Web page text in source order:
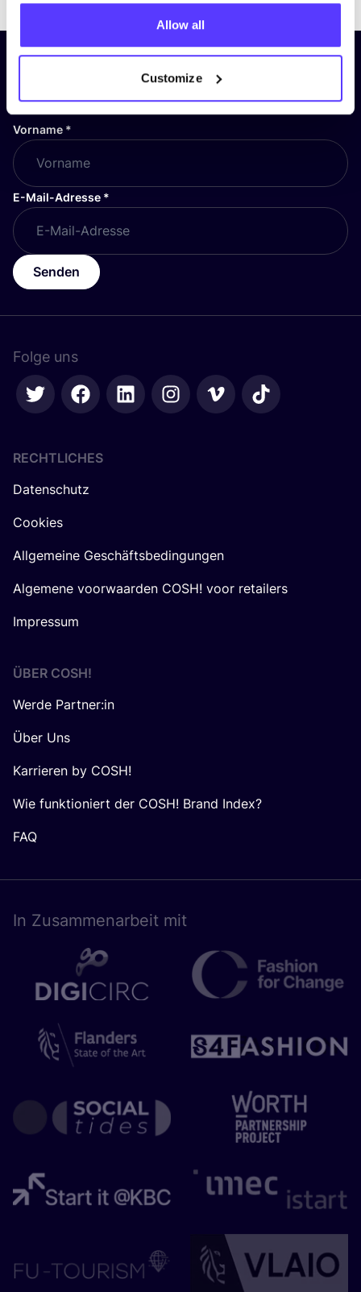
Allow all
Customize
Abonniere unseren Newsletter
und bleibe auf dem Laufenden!
Vorname *
E-Mail-Adresse *
Senden
Folge uns
RECHTLICHES
Datenschutz
Cookies
Allgemeine Geschäftsbedingungen
Algemene voorwaarden COSH! voor retailers
Impressum
ÜBER COSH!
Werde Partner:in
Über Uns
Karrieren by COSH!
Wie funktioniert der COSH! Brand Index?
FAQ
In Zusam­men­ar­beit mit